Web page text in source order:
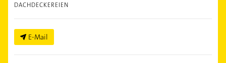
DACHDECKEREIEN
E-Mail